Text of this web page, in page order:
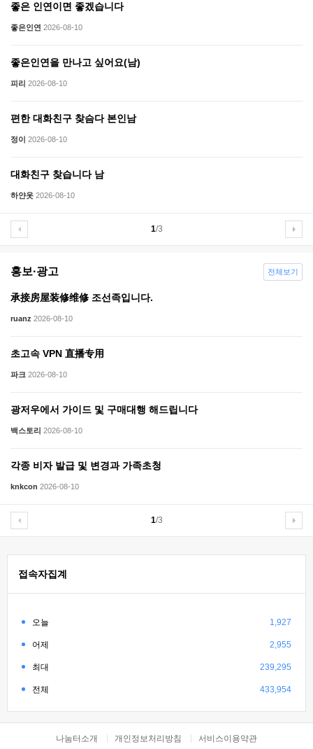
좋은 인연이면 좋겠습니다
좋은인연 2026-08-10
좋은인연을 만나고 싶어요(남)
피리 2026-08-10
편한 대화친구 찾슴다 본인남
정이 2026-08-10
대화친구 찾습니다 남
하얀옷 2026-08-10
1/3
홍보·광고
承接房屋装修维修 조선족입니다.
ruanz 2026-08-10
초고속 VPN 直播专用
파크 2026-08-10
광저우에서 가이드 및 구매대행 해드립니다
백스토리 2026-08-10
각종 비자 발급 및 변경과 가족초청
knkcon 2026-08-10
1/3
전체보기
접속자집계
오늘 1,927
어제 2,955
최대 239,295
전체 433,954
나눔터소개 개인정보처리방침 서비스이용약관